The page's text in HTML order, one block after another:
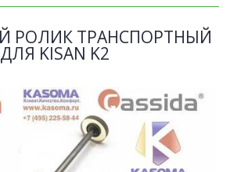
РОЛИК ТРАНСПОРТНЫЙ
ДЛЯ KISAN K2